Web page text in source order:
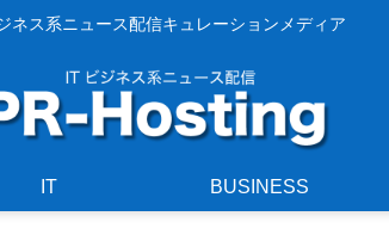
ネス系ニュース配信キュレーションメディア
IT BUSINESS